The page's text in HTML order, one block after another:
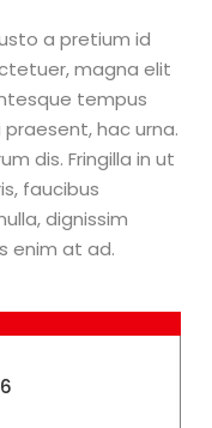
a pretium id
magna elit
tempus
hac urna.
dis. Fringilla in ut
faucibus
dignissim
enim at ad.